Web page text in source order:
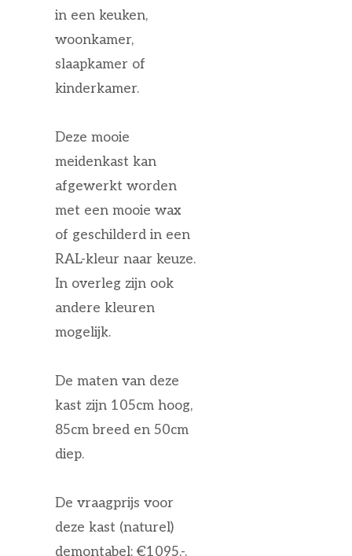
in een keuken,
woonkamer,
slaapkamer of
kinderkamer.
Deze mooie
meidenkast kan
afgewerkt worden
met een mooie wax
of geschilderd in een
RAL-kleur naar keuze.
In overleg zijn ook
andere kleuren
mogelijk.
De maten van deze
kast zijn 105cm hoog,
85cm breed en 50cm
diep.
De vraagprijs voor
deze kast (naturel)
demontabel: €1095,-.